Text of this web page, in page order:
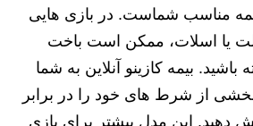
مناسب شماست. در بازی هایی
یا اسلات، ممکن است باخت
بیمه کازینو آنلاین به شما
از شرط های خود را در برابر
دهید. این مدل بیشتر برای بازی